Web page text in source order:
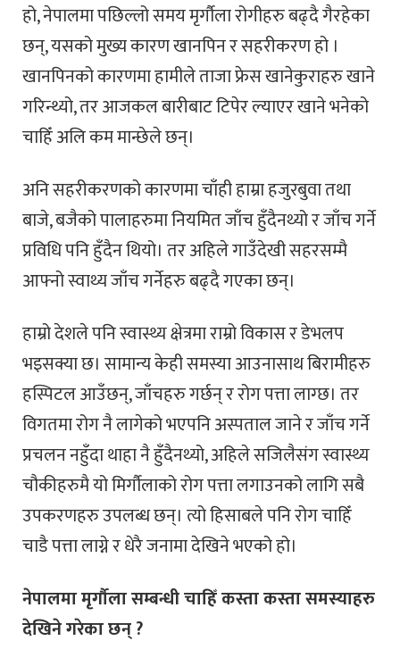
हो, नेपालमा पछिल्लो समय मृर्गौला रोगीहरु बढ्दै गैरहेका
छन्, यसको मुख्य कारण खानपिन र सहरीकरण हो ।
खानपिनको कारणमा हामीले ताजा फ्रेस खानेकुराहरु खाने
गरिन्थ्यो, तर आजकल बारीबाट टिपेर ल्याएर खाने भनेको
चाहिँ अलि कम मान्छेले छन्।
अनि सहरीकरणको कारणमा चाँही हाम्रा हजुरबुवा तथा
बाजे, बजैको पालाहरुमा नियमित जाँच हुँदैनथ्यो र जाँच गर्ने
प्रविधि पनि हुँदैन थियो। तर अहिले गाउँदेखी सहरसम्मै
आफ्नो स्वाथ्य जाँच गर्नेहरु बढ्दै गएका छन्।
हाम्रो देशले पनि स्वास्थ्य क्षेत्रमा राम्रो विकास र डेभलप
भइसक्या छ। सामान्य केही समस्या आउनासाथ बिरामीहरु
हस्पिटल आउँछन्, जाँचहरु गर्छन् र रोग पत्ता लाग्छ। तर
विगतमा रोग नै लागेको भएपनि अस्पताल जाने र जाँच गर्ने
प्रचलन नहुँदा थाहा नै हुँदैनथ्यो, अहिले सजिलैसंग स्वास्थ्य
चौकीहरुमै यो मिर्गौलाको रोग पत्ता लगाउनको लागि सबै
उपकरणहरु उपलब्ध छन्। त्यो हिसाबले पनि रोग चाहिँ
चाडै पत्ता लाग्ने र धेरै जनामा देखिने भएको हो।
नेपालमा मृर्गौला सम्बन्धी चाहिँ कस्ता कस्ता समस्याहरु
देखिने गरेका छन् ?